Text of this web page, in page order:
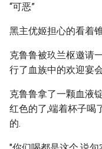
“可恶”
黑主优姬担心的看着
克鲁鲁被玖兰枢邀请
行了血族中的欢迎宴
克鲁鲁拿了一颗血液
红色的了,端着杯子喝
的.